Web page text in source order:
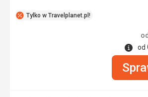
Tylko w Travelplanet.pl!
od
od